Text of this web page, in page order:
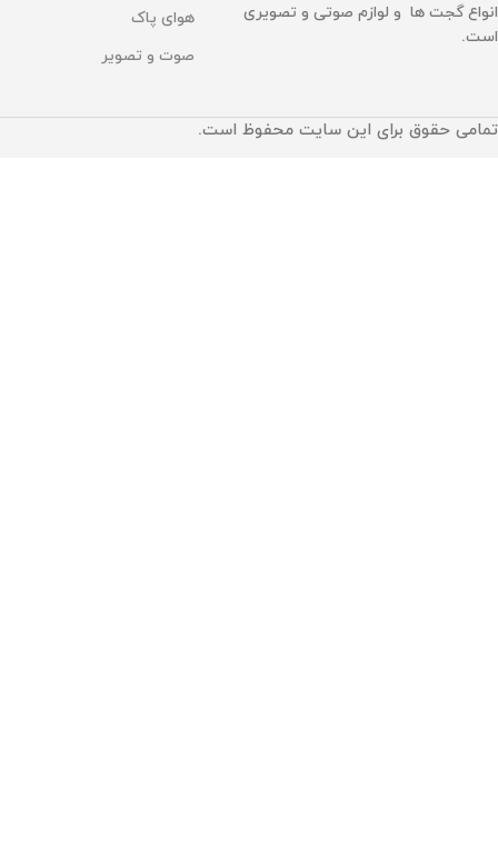
انواع گجت ها و لوازم صوتی و تصویری
است.
هوای پاک
صوت و تصویر
تمامی حقوق برای این سایت محفوظ است.